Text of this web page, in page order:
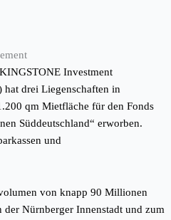
Investment
drei Liegenschaften in
qm Mietfläche für den Fonds
Süddeutschland“ erworben.
und
von knapp 90 Millionen
Nürnberger Innenstadt und zum